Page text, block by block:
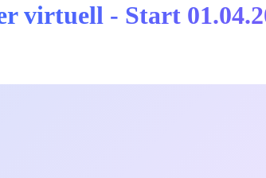
virtuell - Start